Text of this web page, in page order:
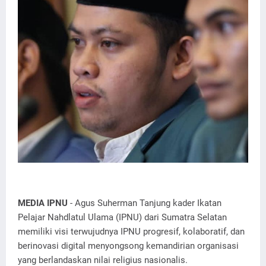
MEDIA IPNU - Agus Suherman Tanjung kader Ikatan
Pelajar Nahdlatul Ulama (IPNU) dari Sumatra Selatan
memiliki visi terwujudnya IPNU progresif, kolaboratif, dan
berinovasi digital menyongsong kemandirian organisasi
yang berlandaskan nilai religius nasionalis.